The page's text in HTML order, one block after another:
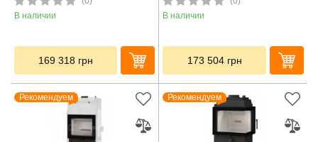
В наличии
169 318 грн
В наличии
173 504 грн
Рекомендуем Рекомендуем